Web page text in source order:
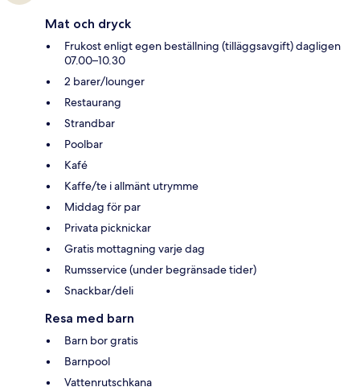
Mat och dryck
Frukost enligt egen beställning (tilläggsavgift) dagligen
07.00–10.30
2 barer/lounger
Restaurang
Strandbar
Poolbar
Kafé
Kaffe/te i allmänt utrymme
Middag för par
Privata picknickar
Gratis mottagning varje dag
Rumsservice (under begränsade tider)
Snackbar/deli
Resa med barn
Barn bor gratis
Barnpool
Vattenrutschkana